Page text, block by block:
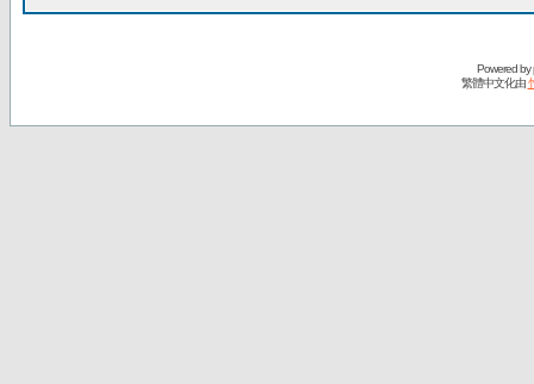
Powered by
繁體中文化由